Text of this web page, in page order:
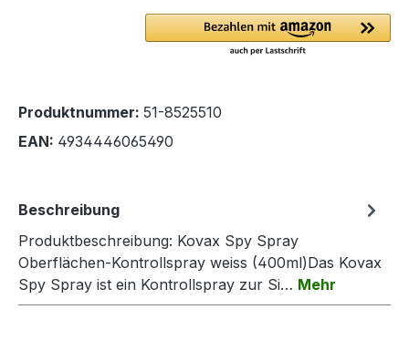
Produktnummer: 51-8525510
EAN: 4934446065490
Beschreibung
Produktbeschreibung: Kovax Spy Spray
Oberflächen-Kontrollspray weiss (400ml)Das Kovax
Spy Spray ist ein Kontrollspray zur Si… Mehr